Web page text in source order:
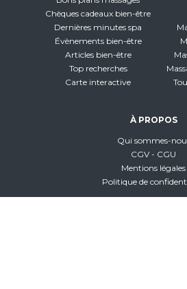
Chèques cadeaux bien-être
Dernières minutes spa
Évènements bien-être
Articles bien-être
Top recherches
Carte interactive
À PROPOS
Qui sommes-
CGV - CGU
Mentions légales
Politique de